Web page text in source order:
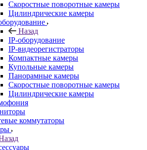
Скоростные поворотные камеры
Цилиндрические камеры
Назад
IP-оборудование
IP-видеорегистраторы
Компактные камеры
Купольные камеры
Панорамные камеры
Скоростные поворотные камеры
Цилиндрические камеры
коммутаторы